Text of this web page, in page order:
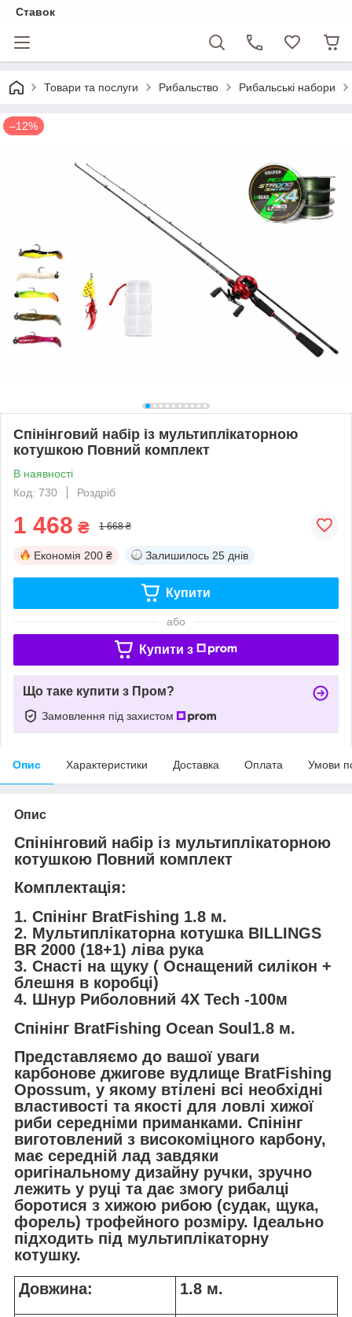
Ставок
Товари та послуги Рибальство Рибальські набори
–12%
Спінінговий набір із мультиплікаторною
котушкою Повний комплект
В наявності
Код: 730
Роздріб
1 468 ₴ 1 668 ₴
Економія 200 ₴ Залишилось 25 днів
Купити
або
Купити з
Що таке купити з Пром?
Замовлення під захистом
Опис Характеристики Доставка Оплата Умови
Опис
Спінінговий набір із мультиплікаторною
котушкою Повний комплект
Комплектація:
1. Спінінг BratFishing 1.8 м.
2. Мультиплікаторна котушка BILLINGS
BR 2000 (18+1) ліва рука
3. Снасті на щуку ( Оснащений силікон +
блешня в коробці)
4. Шнур Риболовний 4X Tech -100м
Спінінг BratFishing Ocean Soul1.8 м.
Представляємо до вашої уваги
карбонове джигове вудлище BratFishing
Opossum, у якому втілені всі необхідні
властивості та якості для ловлі хижої
риби середніми приманками. Спінінг
виготовлений з високоміцного карбону,
має середній лад завдяки
оригінальному дизайну ручки, зручно
лежить у руці та дає змогу рибалці
боротися з хижою рибою (судак, щука,
форель) трофейного розміру. Ідеально
підходить під мультиплікаторну
котушку.
Довжина:
1.8 м.